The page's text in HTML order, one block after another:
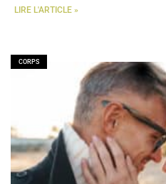
LIRE L'ARTICLE »
CORPS